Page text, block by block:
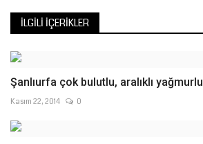
İLGILI İÇERIKLER
Şanlıurfa çok bulutlu, aralıklı yağmurlu
Kasım 22, 2014 0